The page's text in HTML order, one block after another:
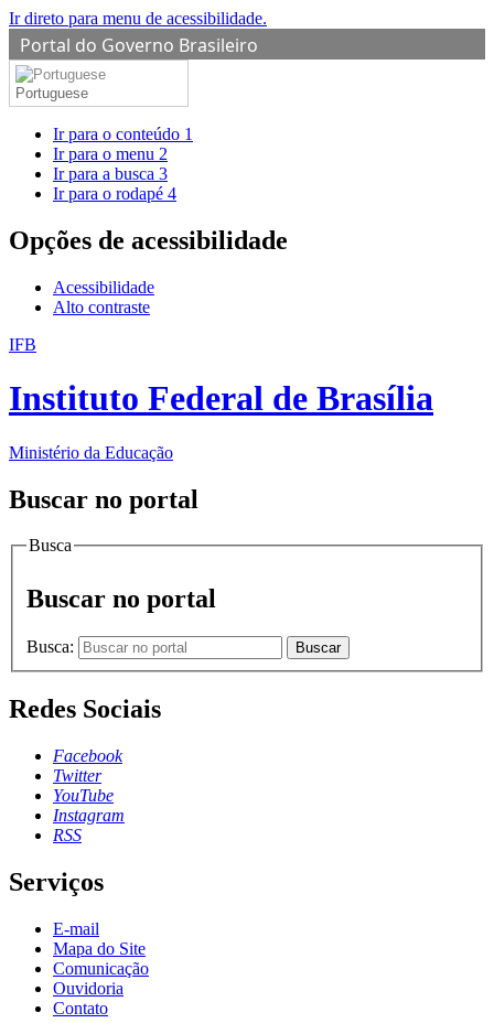
Ir direto para menu de acessibilidade.
Portal do Governo Brasileiro
Portuguese
Ir para o conteúdo 1
Ir para o menu 2
Ir para a busca 3
Ir para o rodapé 4
Opções de acessibilidade
Acessibilidade
Alto contraste
IFB
Instituto Federal de Brasília
Ministério da Educação
Buscar no portal
Busca
Buscar no portal
Busca: Buscar
Redes Sociais
Facebook
Twitter
YouTube
Instagram
RSS
Serviços
E-mail
Mapa do Site
Comunicação
Ouvidoria
Contato